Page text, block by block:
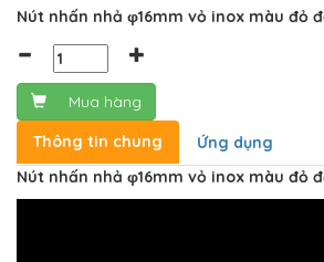
Nút nhấn nhả φ16mm vỏ inox màu đỏ
Mua hàng
Thông tin chung
Ứng dụng
Nút nhấn nhả φ16mm vỏ inox màu đỏ